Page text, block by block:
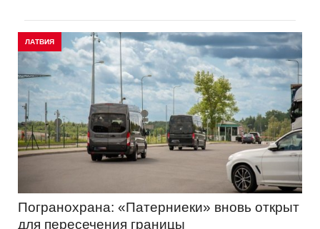
ЛАТВИЯ
Погранохрана: «Патерниеки» вновь открыт
для пересечения границы